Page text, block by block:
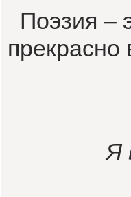
Поэзия –
прекрасно
Я